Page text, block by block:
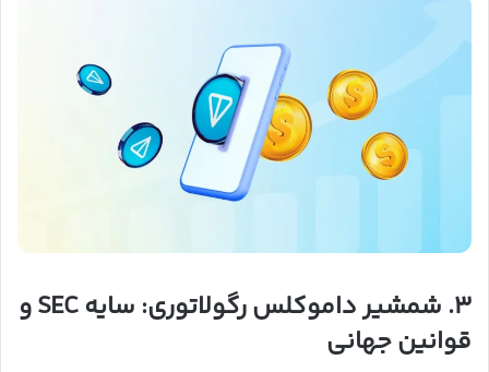
۳. شمشیر داموکلس رگولاتوری: سایه SEC و
قوانین جهانی